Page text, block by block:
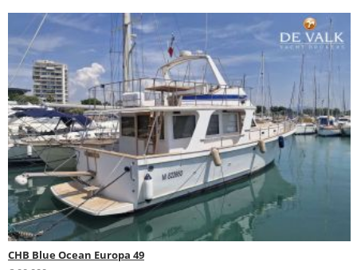
CHB Blue Ocean Europa 49